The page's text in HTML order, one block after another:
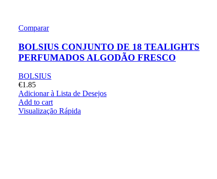
Comparar
BOLSIUS CONJUNTO DE 18 TEALIGHTS
PERFUMADOS ALGODÃO FRESCO
BOLSIUS
€1.85
Adicionar à Lista de Desejos
Add to cart
Visualização Rápida